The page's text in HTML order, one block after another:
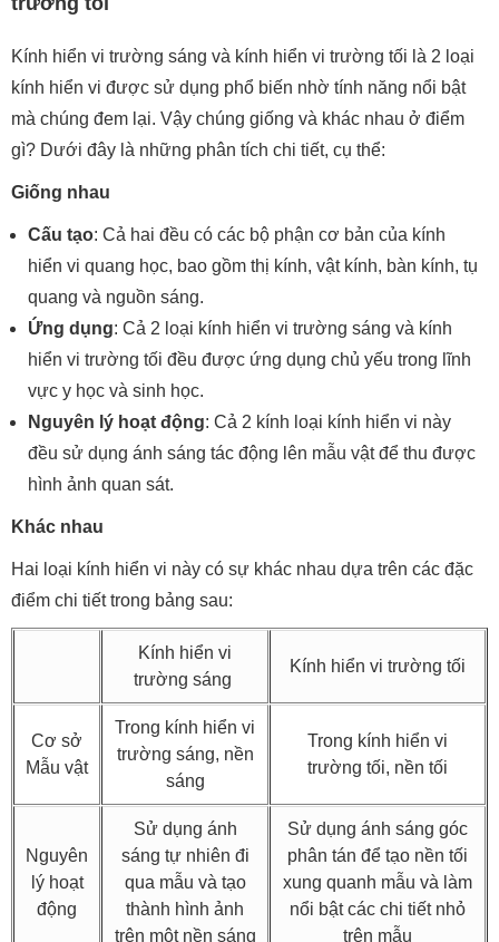
Kính hiển vi trường sáng và kính hiển vi trường tối là 2 loại
kính hiển vi được sử dụng phổ biến nhờ tính năng nổi bật
mà chúng đem lại. Vậy chúng giống và khác nhau ở điểm
gì? Dưới đây là những phân tích chi tiết, cụ thể:
Giống nhau
Cấu tạo: Cả hai đều có các bộ phận cơ bản của kính
hiển vi quang học, bao gồm thị kính, vật kính, bàn kính, tụ
quang và nguồn sáng.
Ứng dụng: Cả 2 loại kính hiển vi trường sáng và kính
hiển vi trường tối đều được ứng dụng chủ yếu trong lĩnh
vực y học và sinh học.
Nguyên lý hoạt động: Cả 2 kính loại kính hiển vi này
đều sử dụng ánh sáng tác động lên mẫu vật để thu được
hình ảnh quan sát.
Khác nhau
Hai loại kính hiển vi này có sự khác nhau dựa trên các đặc
điểm chi tiết trong bảng sau:
Kính hiển vi
trường sáng
Kính hiển vi trường tối
Cơ sở
Mẫu vật
Trong kính hiển vi
trường sáng, nền
sáng
Trong kính hiển vi
trường tối, nền tối
Nguyên
lý hoạt
động
Sử dụng ánh
sáng tự nhiên đi
qua mẫu và tạo
thành hình ảnh
trên một nền sáng
Sử dụng ánh sáng góc
phân tán để tạo nền tối
xung quanh mẫu và làm
nổi bật các chi tiết nhỏ
trên mẫu